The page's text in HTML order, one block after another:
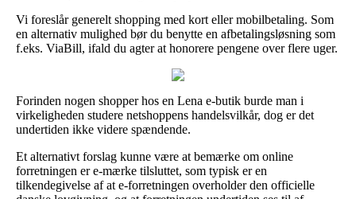
Vi foreslår generelt shopping med kort eller mobilbetaling. Som
en alternativ mulighed bør du benytte en afbetalingsløsning som
f.eks. ViaBill, ifald du agter at honorere pengene over flere uger.
Forinden nogen shopper hos en Lena e-butik burde man i
virkeligheden studere netshoppens handelsvilkår, dog er det
undertiden ikke videre spændende.
Et alternativt forslag kunne være at bemærke om online
forretningen er e-mærke tilsluttet, som typisk er en
tilkendegivelse af at e-forretningen overholder den officielle